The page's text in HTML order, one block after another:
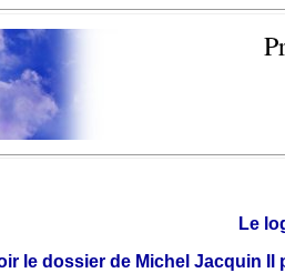
Le
le dossier de Michel Jacquin